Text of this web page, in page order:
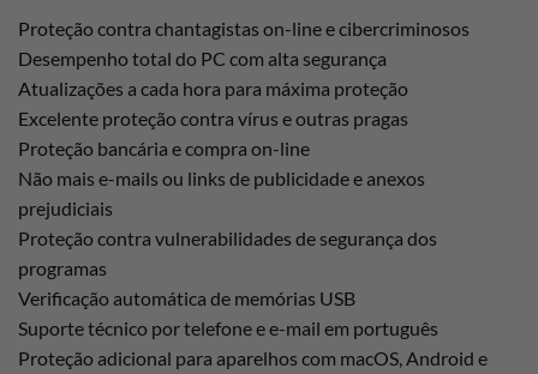
Proteção contra chantagistas on-line e cibercriminosos
Desempenho total do PC com alta segurança
Atualizações a cada hora para máxima proteção
Excelente proteção contra vírus e outras pragas
Proteção bancária e compra on-line
Não mais e-mails ou links de publicidade e anexos
prejudiciais
Proteção contra vulnerabilidades de segurança dos
programas
Verificação automática de memórias USB
Suporte técnico por telefone e e-mail em português
Proteção adicional para aparelhos com macOS, Android e